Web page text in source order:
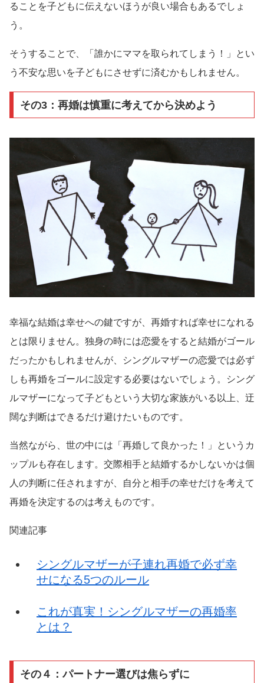
ることを子どもに伝えないほうが良い場合もあるでしょ
う。
そうすることで、「誰かにママを取られてしまう！」とい
う不安な思いを子どもにさせずに済むかもしれません。
その3：再婚は慎重に考えてから決めよう
幸福な結婚は幸せへの鍵ですが、再婚すれば幸せになれる
とは限りません。独身の時には恋愛をすると結婚がゴール
だったかもしれませんが、シングルマザーの恋愛では必ず
しも再婚をゴールに設定する必要はないでしょう。シング
ルマザーになって子どもという大切な家族がいる以上、迂
闊な判断はできるだけ避けたいものです。
当然ながら、世の中には「再婚して良かった！」というカ
ップルも存在します。交際相手と結婚するかしないかは個
人の判断に任されますが、自分と相手の幸せだけを考えて
再婚を決定するのは考えものです。
関連記事
シングルマザーが子連れ再婚で必ず幸
せになる5つのルール
これが真実！シングルマザーの再婚率
とは？
その４：パートナー選びは焦らずに